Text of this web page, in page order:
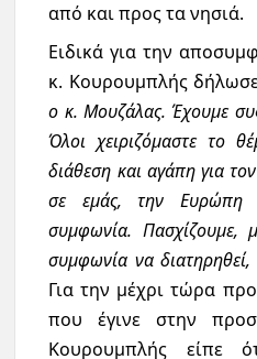
από και προς τα νησιά.
Ειδικά για την
κ. Κουρουμπλής
ο κ. Μουζάλας. Έχουμε
Όλοι χειριζόμαστε το
διάθεση και αγάπη για
σε εμάς, την Ευρώπη
συμφωνία.
συμφωνία να διατηρηθεί,
Για την μέχρι τώρα
που έγινε στην
Κουρουμπλής είπε